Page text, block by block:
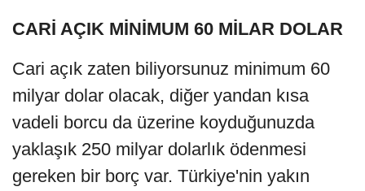
CARİ AÇIK MİNİMUM 60 MİLAR DOLAR
Cari açık zaten biliyorsunuz minimum 60
milyar dolar olacak, diğer yandan kısa
vadeli borcu da üzerine koyduğunuzda
yaklaşık 250 milyar dolarlık ödenmesi
gereken bir borç var. Türkiye'nin yakın